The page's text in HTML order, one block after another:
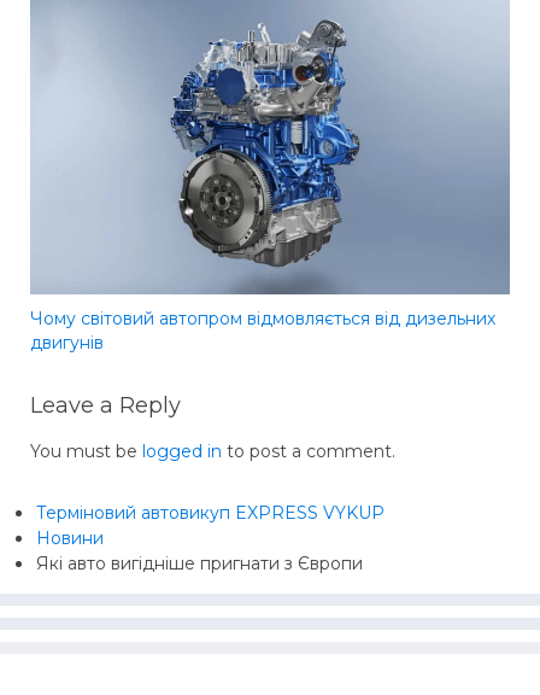
Чому світовий автопром відмовляється від дизельних
двигунів
Leave a Reply
You must be logged in to post a comment.
Терміновий автовикуп EXPRESS VYKUP
Новини
Які авто вигідніше пригнати з Європи